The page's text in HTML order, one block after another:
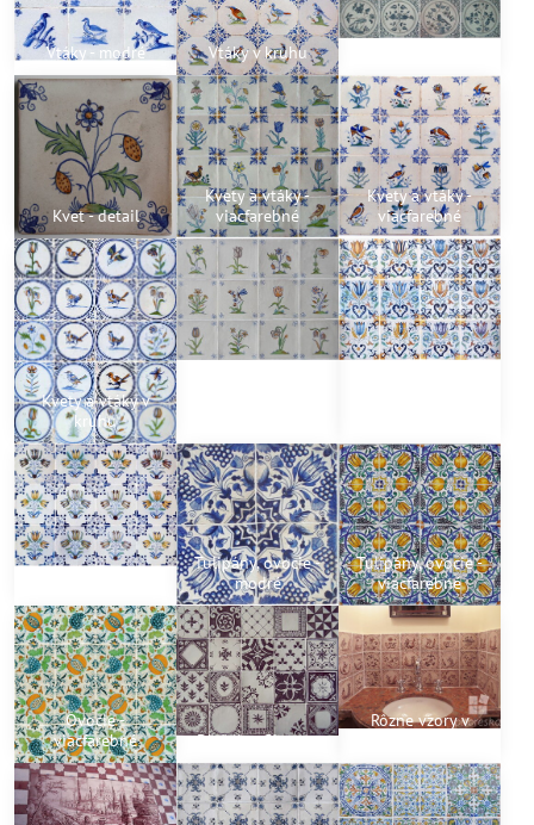
Vtáky - modré Vtáky v kruhu
Kvet - detail
Kvety a vtáky -
viacfarebné
Kvety a vtáky -
viacfarebné
Kvety a vtáky v
kruhu
Tulipány, ovocie -
modré
Tulipány, ovocie -
viacfarebné
Ovocie -
viacfarebné
Dlaždice Giverny
Rôzne vzory v